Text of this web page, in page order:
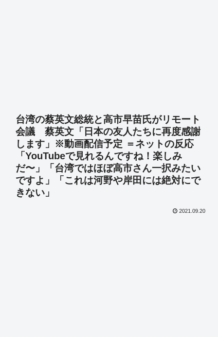
台湾の蔡英文総統と高市早苗氏がリモート
会議 蔡英文「日本の友人たちに再度感謝
します」※動画配信予定 ＝ネットの反応
「YouTubeで見れるんですね！楽しみ
だ〜」「台湾ではほぼ高市さん一択みたい
ですよ」「これは河野や岸田には絶対にで
きない」
2021.09.20